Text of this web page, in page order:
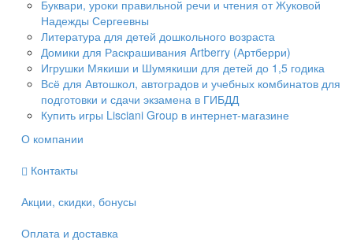
Буквари, уроки правильной речи и чтения от Жуковой
Надежды Сергеевны
Литература для детей дошкольного возраста
Домики для Раскрашивания Artberry (Артберри)
Игрушки Мякиши и Шумякиши для детей до 1,5 годика
Всё для Автошкол, автоградов и учебных комбинатов для
подготовки и сдачи экзамена в ГИБДД
Купить игры Lisciani Group в интернет-магазине
О компании
Контакты
Акции, скидки, бонусы
Оплата и доставка